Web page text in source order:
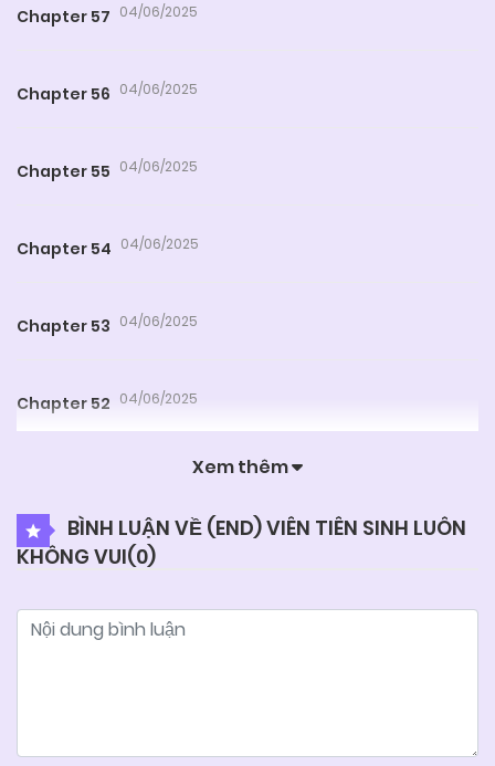
Chapter 57 04/06/2025
Chapter 56 04/06/2025
Chapter 55 04/06/2025
Chapter 54 04/06/2025
Chapter 53 04/06/2025
Chapter 52 04/06/2025
04/06/2025
Chapter 50 04/06/2025
Chapter 49 04/06/2025
Xem thêm
BÌNH LUẬN VỀ (END) VIÊN TIÊN SINH LUÔN
KHÔNG VUI(0)